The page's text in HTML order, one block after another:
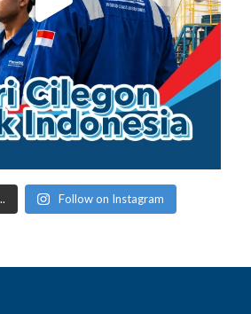
Follow on Instagram